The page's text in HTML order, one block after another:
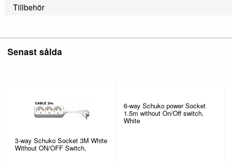
Tillbehör
Senast sålda
3-way Schuko Socket 3M White
Without ON/OFF Switch,
6-way Schuko power Socket
1.5m without On/Off switch,
White